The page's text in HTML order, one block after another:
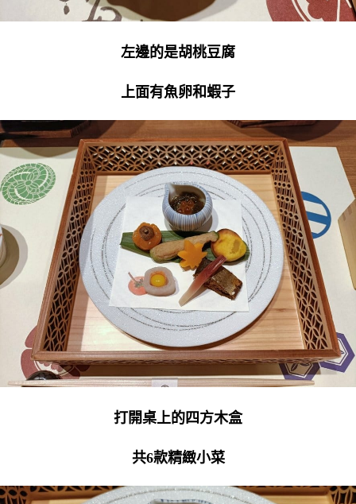
左邊的是胡桃豆腐
上面有魚卵和蝦子
打開桌上的四方木盒
共6款精緻小菜